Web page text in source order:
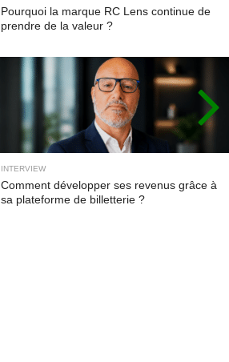
Pourquoi la marque RC Lens continue de
prendre de la valeur ?
INTERVIEW
Comment développer ses revenus grâce à
sa plateforme de billetterie ?